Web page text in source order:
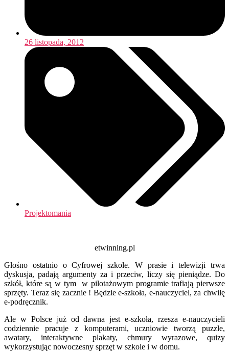
26 listopada, 2012
Projektomania
etwinning.pl
Głośno ostatnio o Cyfrowej szkole. W prasie i telewizji trwa
dyskusja, padają argumenty za i przeciw, liczy się pieniądze. Do
szkół, które są w tym w pilotażowym programie trafiają pierwsze
sprzęty. Teraz się zacznie ! Będzie e-szkoła, e-nauczyciel, za chwilę
e-podręcznik.
Ale w Polsce już od dawna jest e-szkoła, rzesza e-nauczycieli
codziennie pracuje z komputerami, uczniowie tworzą puzzle,
awatary, interaktywne plakaty, chmury wyrazowe, quizy
wykorzystując nowoczesny sprzęt w szkole i w domu.